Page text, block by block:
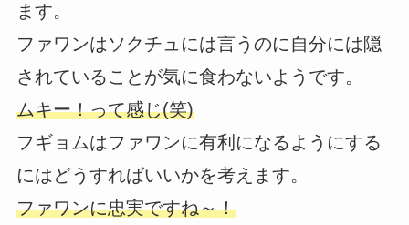
ます。
ファワンはソクチュには言うのに自分には隠
されていることが気に食わないようです。
ムキー！って感じ(笑)
フギョムはファワンに有利になるようにする
にはどうすればいいかを考えます。
ファワンに忠実ですね～！